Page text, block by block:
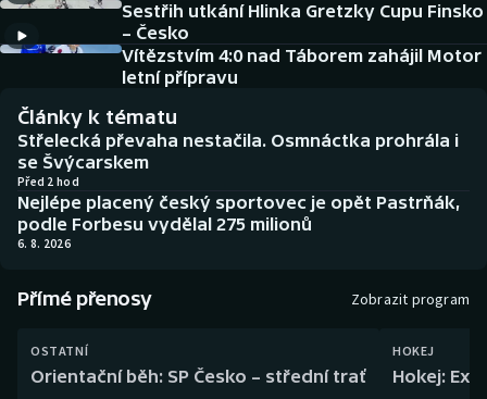
Baseball a softbal
Biatlon
Boby a skeleton
Box
Curling
Dostihy
Historické návraty
Aplikace ČT sport
AZ kvíz
Sestřih utkání Hlinka Gretzky Cupu Finsko
– Česko
Vítězstvím 4:0 nad Táborem zahájil Motor
letní přípravu
Články k tématu
Střelecká převaha nestačila. Osmnáctka prohrála i
se Švýcarskem
Před 2 hod
Nejlépe placený český sportovec je opět Pastrňák,
podle Forbesu vydělal 275 milionů
6. 8. 2026
Přímé přenosy Zobrazit program
OSTATNÍ
Orientační běh: SP Česko – střední trať
HOKEJ
Hokej: